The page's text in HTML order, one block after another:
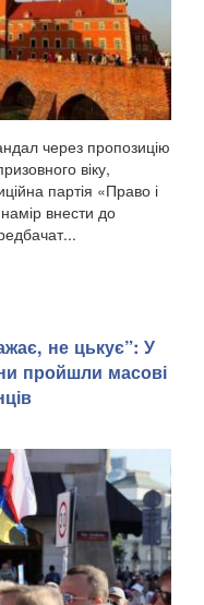
через пропозицію
віку,
партія «Право і
внести до
не цькує”: У
пройшли масові